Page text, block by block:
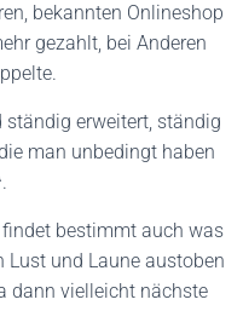
bekannten Onlineshop
gezahlt, bei Anderen
erweitert, ständig
man unbedingt haben
bestimmt auch was
Lust und Laune austoben
dann vielleicht nächste